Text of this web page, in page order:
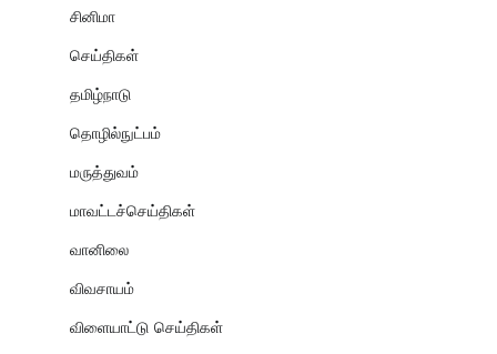
சினிமா
செய்திகள்
தமிழ்நாடு
தொழில்நுட்பம்
மருத்துவம்
மாவட்டச்செய்திகள்
வானிலை
விவசாயம்
விளையாட்டு செய்திகள்